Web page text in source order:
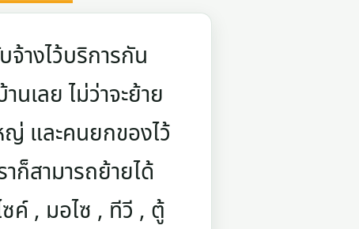
างไว้บริการกัน
นเลย ไม่ว่าจะย้าย
และคนยกของไว้
ก็สามารถย้ายได้
ค์ , มอไซ , ทีวี , ตู้